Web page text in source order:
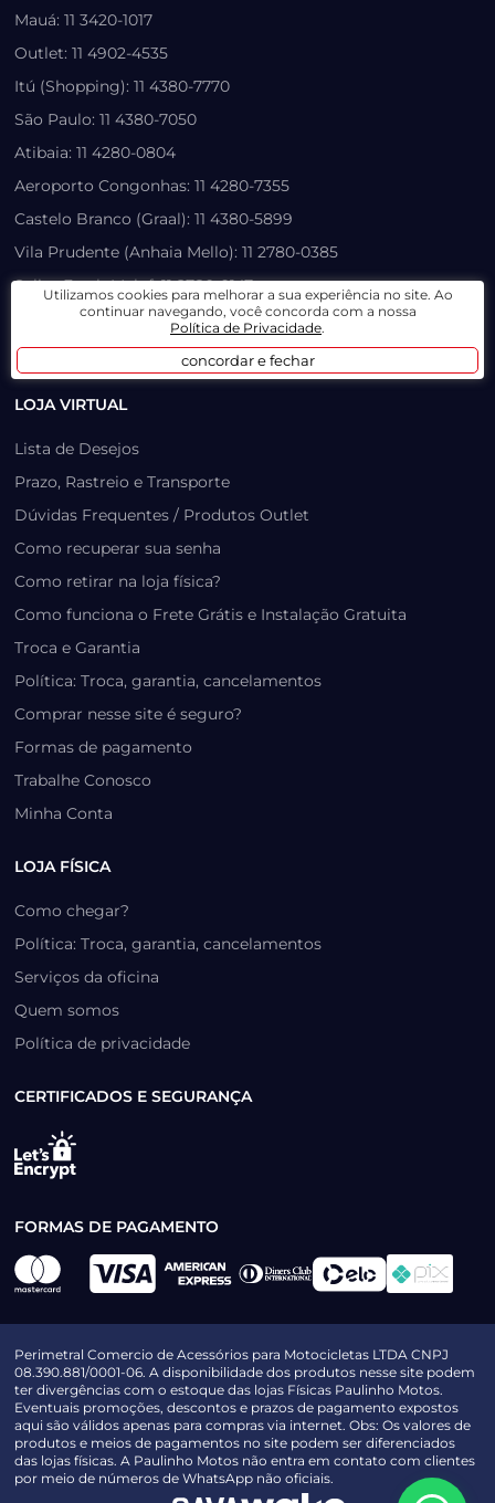
Mauá: 11 3420-1017
Outlet: 11 4902-4535
Itú (Shopping): 11 4380-7770
São Paulo: 11 4380-7050
Atibaia: 11 4280-0804
Aeroporto Congonhas: 11 4280-7355
Castelo Branco (Graal): 11 4380-5899
Vila Prudente (Anhaia Mello): 11 2780-0385
Salim Farah Maluf: 11 2780-0147
atendimento3@paulinhomotos.com.br
atendimento2@paulinhomotos.com.br
LOJA VIRTUAL
Lista de Desejos
Prazo, Rastreio e Transporte
Dúvidas Frequentes / Produtos Outlet
Como recuperar sua senha
Como retirar na loja física?
Como funciona o Frete Grátis e Instalação Gratuita
Troca e Garantia
Política: Troca, garantia, cancelamentos
Comprar nesse site é seguro?
Formas de pagamento
Trabalhe Conosco
Minha Conta
LOJA FÍSICA
Como chegar?
Política: Troca, garantia, cancelamentos
Serviços da oficina
Quem somos
Política de privacidade
CERTIFICADOS E SEGURANÇA
FORMAS DE PAGAMENTO
Perimetral Comercio de Acessórios para Motocicletas LTDA CNPJ
08.390.881/0001-06. A disponibilidade dos produtos nesse site podem
ter divergências com o estoque das lojas Físicas Paulinho Motos.
Eventuais promoções, descontos e prazos de pagamento expostos
aqui são válidos apenas para compras via internet. Obs: Os valores de
produtos e meios de pagamentos no site podem ser diferenciados
das lojas físicas. A Paulinho Motos não entra em contato com clientes
por meio de números de WhatsApp não oficiais.
Utilizamos cookies para melhorar a sua experiência no site. Ao
continuar navegando, você concorda com a nossa
Política de Privacidade.
concordar e fechar